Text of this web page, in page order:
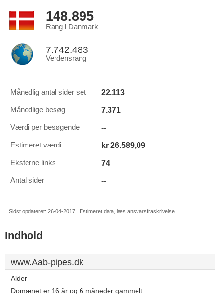
148.895
Rang i Danmark
7.742.483
Verdensrang
Månedlig antal sider set 22.113
Månedlige besøg 7.371
Værdi per besøgende --
Estimeret værdi kr 26.589,09
Eksterne links 74
Antal sider --
Sidst opdateret: 26-04-2017 . Estimeret data, læs ansvarsfraskrivelse.
Indhold
www.Aab-pipes.dk
Alder:
Domænet er 16 år og 6 måneder gammelt.